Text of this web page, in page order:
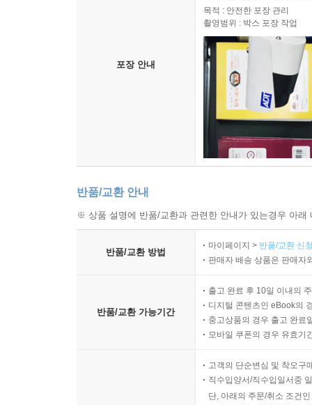
포장 안내
목적 : 안전한 포장 관리
촬영범위 : 박스 포장 작업
반품/교환 안내
※ 상품 설명에 반품/교환과 관련한 안내가 있는경우 아
반품/교환 방법
마이페이지 > 반품/교환 신
판매자 배송 상품은 판매자
반품/교환 가능기간
출고 완료 후 10일 이내의
디지털 콘텐츠인 eBook의
중고상품의 경우 출고 완료
모바일 쿠폰의 경우 유효기
고객의 단순변심 및 착오구
직수입양서/직수입일서중
단, 아래의 주문/취소 조건